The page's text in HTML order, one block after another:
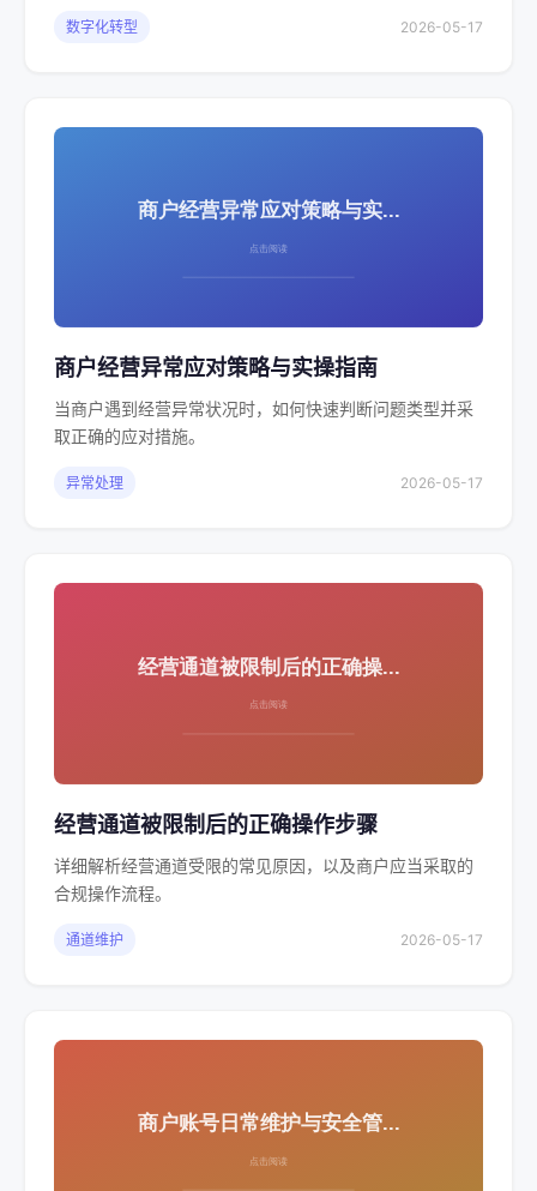
数字化转型 2026-05-17
商户经营异常应对策略与实操指南
当商户遇到经营异常状况时，如何快速判断问题类型并采
取正确的应对措施。
异常处理 2026-05-17
经营通道被限制后的正确操作步骤
详细解析经营通道受限的常见原因，以及商户应当采取的
合规操作流程。
通道维护 2026-05-17